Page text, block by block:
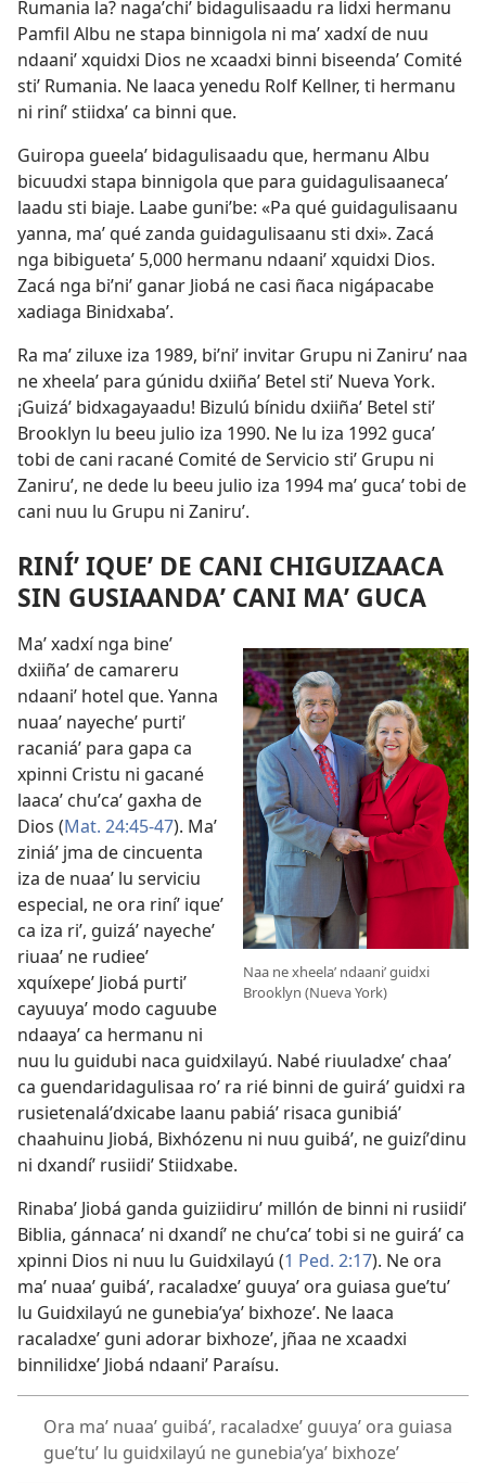
Rumania la? nagaʼchiʼ bidagulisaadu ra lidxi hermanu
Pamfil Albu ne stapa binnigola ni maʼ xadxí de nuu
ndaaniʼ xquidxi Dios ne xcaadxi binni biseendaʼ Comité
stiʼ Rumania. Ne laaca yenedu Rolf Kellner, ti hermanu
ni riníʼ stiidxaʼ ca binni que.
Guiropa gueelaʼ bidagulisaadu que, hermanu Albu
bicuudxi stapa binnigola que para guidagulisaanecaʼ
laadu sti biaje. Laabe guniʼbe: «Pa qué guidagulisaanu
yanna, maʼ qué zanda guidagulisaanu sti dxi». Zacá
nga bibiguetaʼ 5,000 hermanu ndaaniʼ xquidxi Dios.
Zacá nga biʼniʼ ganar Jiobá ne casi ñaca nigápacabe
xadiaga Binidxabaʼ.
Ra maʼ ziluxe iza 1989, biʼniʼ invitar Grupu ni Zaniruʼ naa
ne xheelaʼ para gúnidu dxiiñaʼ Betel stiʼ Nueva York.
¡Guizáʼ bidxagayaadu! Bizulú bínidu dxiiñaʼ Betel stiʼ
Brooklyn lu beeu julio iza 1990. Ne lu iza 1992 gucaʼ
tobi de cani racané Comité de Servicio stiʼ Grupu ni
Zaniruʼ, ne dede lu beeu julio iza 1994 maʼ gucaʼ tobi de
cani nuu lu Grupu ni Zaniruʼ.
RINÍʼ IQUEʼ DE CANI CHIGUIZAACA
SIN GUSIAANDAʼ CANI MAʼ GUCA
Naa ne xheelaʼ ndaaniʼ guidxi
Brooklyn (Nueva York)
Maʼ xadxí nga bineʼ
dxiiñaʼ de camareru
ndaaniʼ hotel que. Yanna
nuaaʼ nayecheʼ purtiʼ
racaniáʼ para gapa ca
xpinni Cristu ni gacané
laacaʼ chuʼcaʼ gaxha de
Dios (Mat. 24:45-47). Maʼ
ziniáʼ jma de cincuenta
iza de nuaaʼ lu serviciu
especial, ne ora riníʼ iqueʼ
ca iza riʼ, guizáʼ nayecheʼ
riuaaʼ ne rudieeʼ
xquíxepeʼ Jiobá purtiʼ
cayuuyaʼ modo caguube
ndaayaʼ ca hermanu ni
nuu lu guidubi naca guidxilayú. Nabé riuuladxeʼ chaaʼ
ca guendaridagulisaa roʼ ra rié binni de guiráʼ guidxi ra
rusietenaláʼdxicabe laanu pabiáʼ risaca gunibiáʼ
chaahuinu Jiobá, Bixhózenu ni nuu guibáʼ, ne guizíʼdinu
ni dxandíʼ rusiidiʼ Stiidxabe.
Rinabaʼ Jiobá ganda guiziidiruʼ millón de binni ni rusiidiʼ
Biblia, gánnacaʼ ni dxandíʼ ne chuʼcaʼ tobi si ne guiráʼ ca
xpinni Dios ni nuu lu Guidxilayú (1 Ped. 2:17). Ne ora
maʼ nuaaʼ guibáʼ, racaladxeʼ guuyaʼ ora guiasa gueʼtuʼ
lu Guidxilayú ne gunebiaʼyaʼ bixhozeʼ. Ne laaca
racaladxeʼ guni adorar bixhozeʼ, jñaa ne xcaadxi
binnilidxeʼ Jiobá ndaaniʼ Paraísu.
Ora maʼ nuaaʼ guibáʼ, racaladxeʼ guuyaʼ ora guiasa
gueʼtuʼ lu guidxilayú ne gunebiaʼyaʼ bixhozeʼ